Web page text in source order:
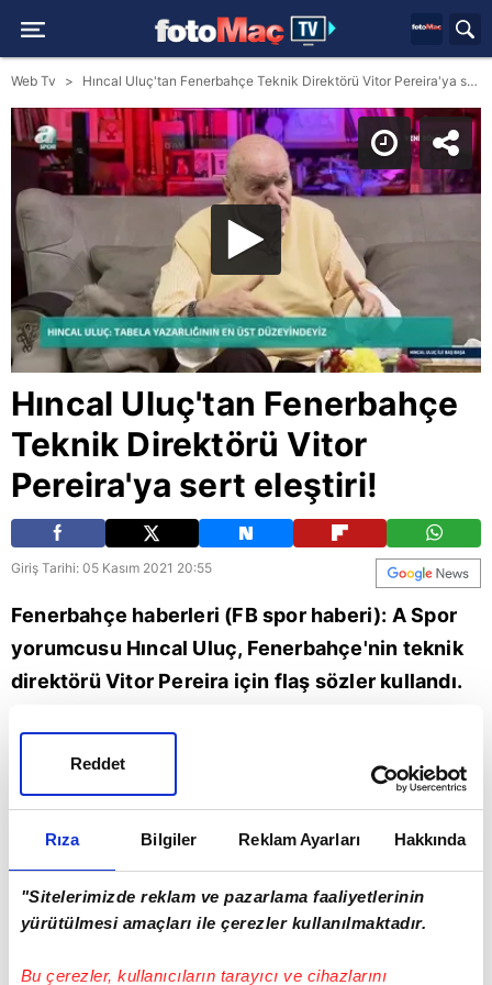
Rıza Bilgiler Reklam Ayarları Hakkında
"Sitelerimizde reklam ve pazarlama faaliyetlerinin
yürütülmesi amaçları ile çerezler kullanılmaktadır.
Bu çerezler, kullanıcıların tarayıcı ve cihazlarını
Reddet
Web Tv Hıncal Uluç'tan Fenerbahçe Teknik Direktörü Vitor Pereira'ya sert eleştiri!
Hıncal Uluç'tan Fenerbahçe
Teknik Direktörü Vitor
Pereira'ya sert eleştiri!
Giriş Tarihi: 05 Kasım 2021 20:55
Fenerbahçe haberleri (FB spor haberi): A Spor
yorumcusu Hıncal Uluç, Fenerbahçe'nin teknik
direktörü Vitor Pereira için flaş sözler kullandı.
ben 'Sabredin' dedim. Daha sonrasında Pereira
adam seçimlerinde medyanın etkisinde kalmaya
başladı." dedi.
Spor Vitor Pereira Pereira